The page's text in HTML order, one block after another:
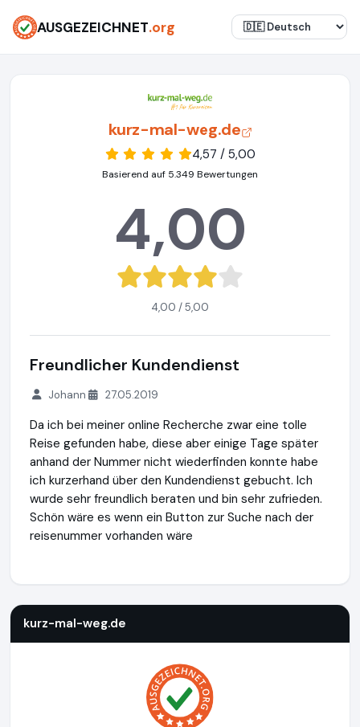
AUSGEZEICHNET.org
kurz-mal-weg.de
4,57 / 5,00
Basierend auf 5.349 Bewertungen
4,00
4,00 / 5,00
Freundlicher Kundendienst
Johann 27.05.2019
Da ich bei meiner online Recherche zwar eine tolle
Reise gefunden habe, diese aber einige Tage später
anhand der Nummer nicht wiederfinden konnte habe
ich kurzerhand über den Kundendienst gebucht. Ich
wurde sehr freundlich beraten und bin sehr zufrieden.
Schön wäre es wenn ein Button zur Suche nach der
reisenummer vorhanden wäre
kurz-mal-weg.de